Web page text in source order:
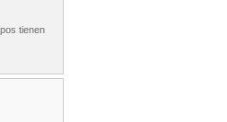
tienen